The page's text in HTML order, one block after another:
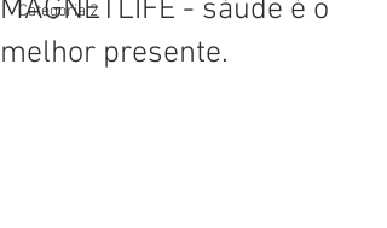
Categoria 2
MAGNETLIFE - sáude é o
melhor presente.